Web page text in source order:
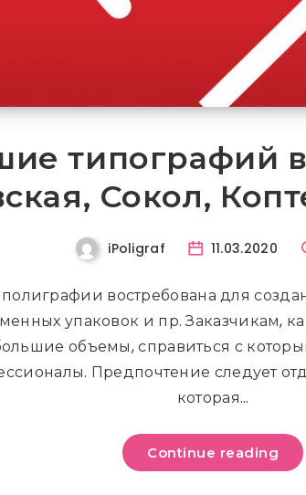
типографий
Сокол,
iPoligraf 11.03.2020
полиграфии востребована для
упаковок и пр. Заказчикам,
объемы, справиться с
Предпочтение следует
которая…
Continue reading